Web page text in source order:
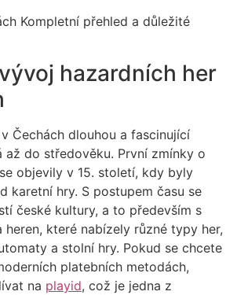
Kompletní přehled a důležité
hazardních her
Čechách dlouhou a fascinující
až do středověku. První zmínky o
objevily v 15. století, kdy byly
karetní hry. S postupem času se
české kultury, a to především s
heren, které nabízely různé typy her,
a stolní hry. Pokud se chcete
platebních metodách,
na playid, což je jedna z